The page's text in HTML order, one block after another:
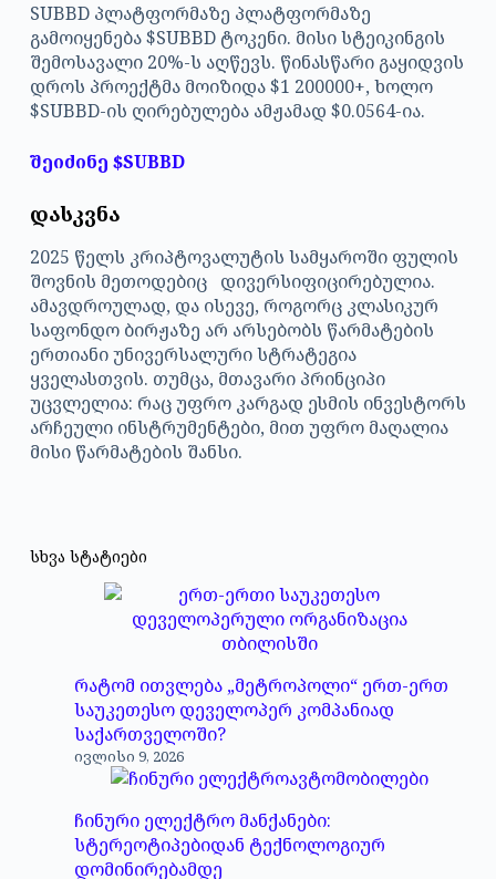
SUBBD პლატფორმაზე პლატფორმაზე
გამოიყენება $SUBBD ტოკენი. მისი სტეიკინგის
შემოსავალი 20%-ს აღწევს. წინასწარი გაყიდვის
დროს პროექტმა მოიზიდა $1 200000+, ხოლო
$SUBBD-ის ღირებულება ამჟამად $0.0564-ია.
შეიძინე $SUBBD
დასკვნა
2025 წელს კრიპტოვალუტის სამყაროში ფულის
შოვნის მეთოდებიც დივერსიფიცირებულია.
ამავდროულად, და ისევე, როგორც კლასიკურ
საფონდო ბირჟაზე არ არსებობს წარმატების
ერთიანი უნივერსალური სტრატეგია
ყველასთვის. თუმცა, მთავარი პრინციპი
უცვლელია: რაც უფრო კარგად ესმის ინვესტორს
არჩეული ინსტრუმენტები, მით უფრო მაღალია
მისი წარმატების შანსი.
სხვა სტატიები
რატომ ითვლება „მეტროპოლი“ ერთ-ერთ
საუკეთესო დეველოპერ კომპანიად
საქართველოში?
ივლისი 9, 2026
ჩინური ელექტრო მანქანები:
სტერეოტიპებიდან ტექნოლოგიურ
დომინირებამდე